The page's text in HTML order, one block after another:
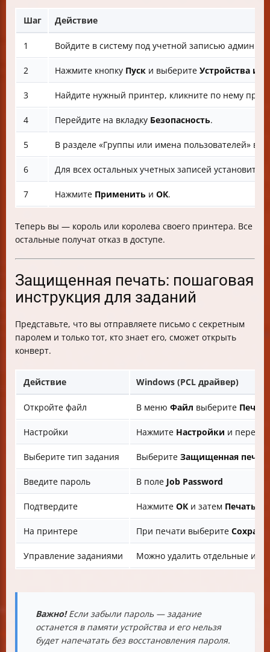
Шаг Действие
1 Войдите в систему под учетной записью
2 Нажмите кнопку Пуск и выберите Устройства и
3 Найдите нужный принтер, кликните по нему
4 Перейдите на вкладку Безопасность.
5 В разделе «Группы или имена пользователей»
6 Для всех остальных учетных записей установите
7 Нажмите Применить и ОК.
Теперь вы — король или королева своего принтера. Все
остальные получат отказ в доступе.
Защищенная печать: пошаговая
инструкция для заданий
Представьте, что вы отправляете письмо с секретным
паролем и только тот, кто знает его, сможет открыть
конверт.
Действие Windows (PCL драйвер)
Откройте файл В меню Файл выберите Печать
Настройки Нажмите Настройки и
Выберите тип задания Выберите Защищенная
Введите пароль В поле Job Password
Подтвердите Нажмите ОКи затем Печать
На принтере При печати выберите
Управление заданиями Можно удалить отдельные или
Важно!Если забыли пароль — задание
останется в памяти устройства и его нельзя
будет напечатать без восстановления пароля.